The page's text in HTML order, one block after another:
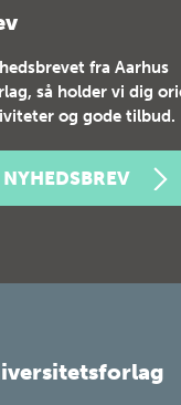
fra Aarhus
så holder vi dig
og gode tilbud.